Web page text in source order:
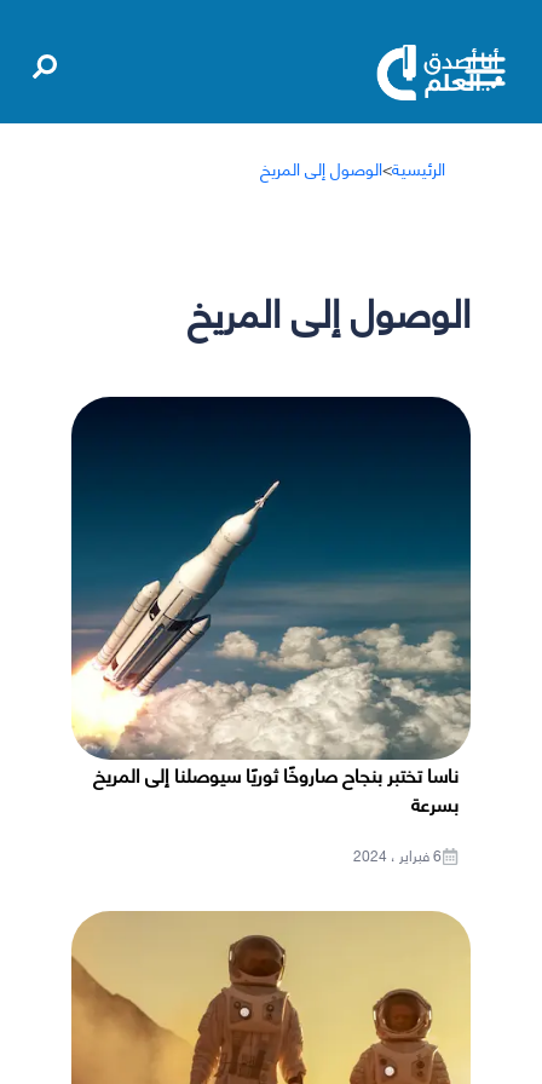
الرئيسية>الوصول إلى المريخ
الوصول إلى المريخ
ناسا تختبر بنجاح صاروخًا ثوريًا سيوصلنا إلى المريخ
بسرعة
6 فبراير ، 2024